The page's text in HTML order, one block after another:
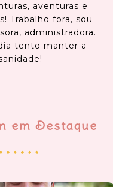
aventuras e
Trabalho fora, sou
administradora.
tento manter a
em Destaque